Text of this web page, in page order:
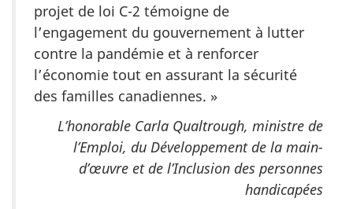
projet de loi C-2 témoigne de
l’engagement du gouvernement à lutter
contre la pandémie et à renforcer
l’économie tout en assurant la sécurité
des familles canadiennes. »
L’honorable Carla Qualtrough, ministre de
l’Emploi, du Développement de la main-
d’œuvre et de l’Inclusion des personnes
handicapées